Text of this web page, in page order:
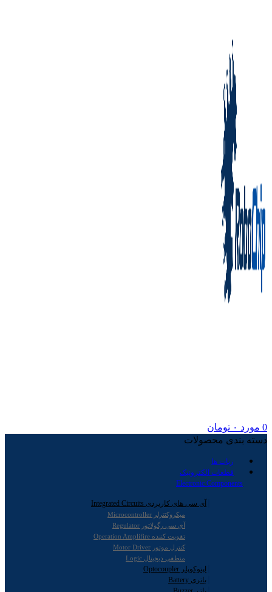
0 مورد ۰ تومان
دسته بندی محصولات
ربات ها
قطعات الکترونیک
Electronic Components
آی سی های کاربردی Integrated Circuits
میکروکنترلر Microcontroller
آی سی رگولاتور Regulator
تقویت کننده Operation Amplifire
کنترل موتور Motor Driver
منطقی دیجیتال Logic
اپتوکوپلر Optocoupler
باتری Battery